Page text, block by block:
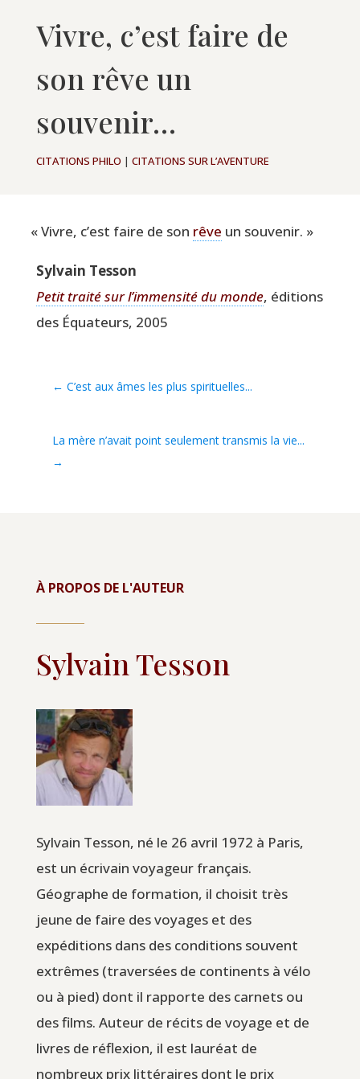
Vivre, c’est faire de
son rêve un
souvenir…
CITATIONS PHILO | CITATIONS SUR L’AVENTURE
«Vivre, c’est faire de son rêve un souvenir. »
Syl­vain Tesson
Petit trai­té sur l’immensité du monde, édi­tions
des Équa­teurs, 2005
← C’est aux âmes les plus spirituelles...
La mère n’avait point seulement transmis la vie...
→
À PROPOS DE L'AUTEUR
Sylvain Tesson
Sylvain Tesson, né le 26 avril 1972 à Paris,
est un écrivain voyageur français.
Géographe de formation, il choisit très
jeune de faire des voyages et des
expéditions dans des conditions souvent
extrêmes (traversées de continents à vélo
ou à pied) dont il rapporte des carnets ou
des films. Auteur de récits de voyage et de
livres de réflexion, il est lauréat de
nombreux prix littéraires dont le prix